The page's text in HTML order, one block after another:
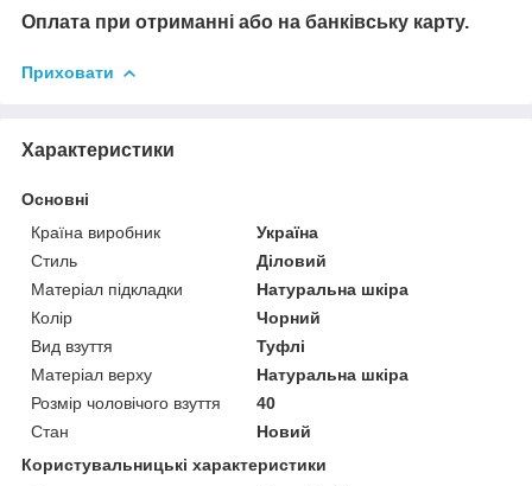
Оплата при отриманні або на банківську карту.
Приховати
Характеристики
Основні
Країна виробник
Україна
Стиль
Діловий
Матеріал підкладки
Натуральна шкіра
Колір
Чорний
Вид взуття
Туфлі
Матеріал верху
Натуральна шкіра
Розмір чоловічого взуття
40
Стан
Новий
Користувальницькі характеристики